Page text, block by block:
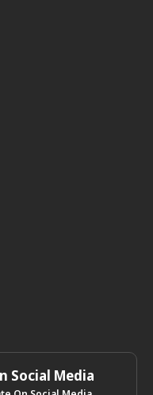
Social Media